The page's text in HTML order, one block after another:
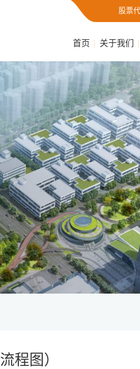
股票
首页 关于我们
程图）